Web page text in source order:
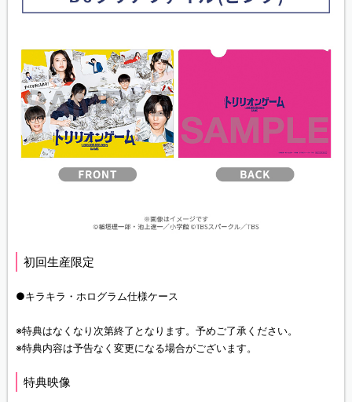
初回生産限定
●キラキラ・ホログラム仕様ケース
※特典はなくなり次第終了となります。予めご了承ください。
※特典内容は予告なく変更になる場合がございます。
特典映像